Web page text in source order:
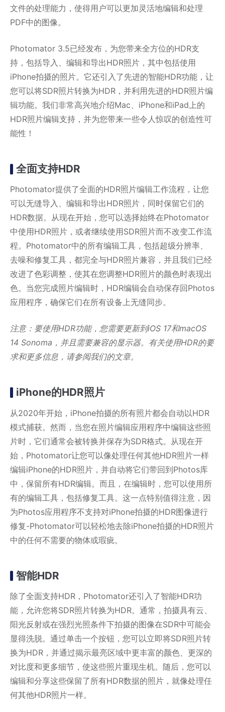
文件的处理能力，使得用户可以更加灵活地编辑和处理
PDF中的图像。
Photomator 3.5已经发布，为您带来全方位的HDR支
持，包括导入、编辑和导出HDR照片，其中包括使用
iPhone拍摄的照片。它还引入了先进的智能HDR功能，让
您可以将SDR照片转换为HDR，并利用先进的HDR照片编
辑功能。我们非常高兴地介绍Mac、iPhone和iPad上的
HDR照片编辑支持，并为您带来一些令人惊叹的创造性可
能性！
全面支持HDR
Photomator提供了全面的HDR照片编辑工作流程，让您
可以无缝导入、编辑和导出HDR照片，同时保留它们的
HDR数据。从现在开始，您可以选择始终在Photomator
中使用HDR照片，或者继续使用SDR照片而不改变工作流
程。Photomator中的所有编辑工具，包括超级分辨率、
去噪和修复工具，都完全与HDR照片兼容，并且我们已经
改进了色彩调整，使其在您调整HDR照片的颜色时表现出
色。当您完成照片编辑时，HDR编辑会自动保存回Photos
应用程序，确保它们在所有设备上无缝同步。
注意：要使用HDR功能，您需要更新到iOS 17和macOS
14 Sonoma，并且需要兼容的显示器。有关使用HDR的要
求和更多信息，请参阅我们的文章。
iPhone的HDR照片
从2020年开始，iPhone拍摄的所有照片都会自动以HDR
模式捕获。然而，当您在照片编辑应用程序中编辑这些照
片时，它们通常会被转换并保存为SDR格式。从现在开
始，Photomator让您可以像处理任何其他HDR照片一样
编辑iPhone的HDR照片，并自动将它们带回到Photos库
中，保留所有HDR编辑。而且，在编辑时，您可以使用所
有的编辑工具，包括修复工具。这一点特别值得注意，因
为Photos应用程序不支持对iPhone拍摄的HDR图像进行
修复-Photomator可以轻松地去除iPhone拍摄的HDR照片
中的任何不需要的物体或瑕疵。
智能HDR
除了全面支持HDR，Photomator还引入了智能HDR功
能，允许您将SDR照片转换为HDR。通常，拍摄具有云、
阳光反射或在强烈光照条件下拍摄的图像在SDR中可能会
显得洗脱。通过单击一个按钮，您可以立即将SDR照片转
换为HDR，并通过揭示最亮区域中更丰富的颜色、更深的
对比度和更多细节，使这些照片重现生机。随后，您可以
编辑和分享这些保留了所有HDR数据的照片，就像处理任
何其他HDR照片一样。